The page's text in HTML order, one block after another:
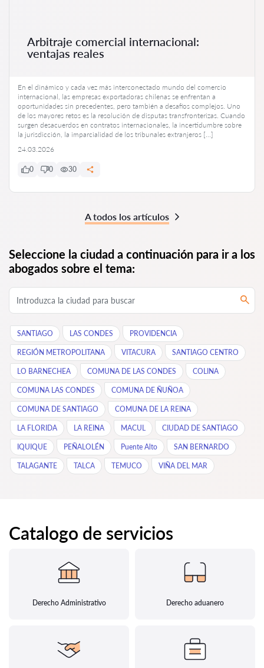
Arbitraje comercial internacional:
ventajas reales
En el dinámico y cada vez más interconectado mundo del comercio
internacional, las empresas exportadoras chilenas se enfrentan a
oportunidades sin precedentes, pero también a desafíos complejos. Uno
de los mayores retos es la resolución de disputas transfronterizas. Cuando
surgen desacuerdos en contratos internacionales, la incertidumbre sobre
la jurisdicción, la imparcialidad de los tribunales extranjeros […]
24.03.2026
0 0 30
A todos los artículos
Seleccione la ciudad a continuación para ir a los
abogados sobre el tema:
SANTIAGO LAS CONDES PROVIDENCIA
REGIÓN METROPOLITANA VITACURA SANTIAGO CENTRO
LO BARNECHEA COMUNA DE LAS CONDES COLINA
COMUNA LAS CONDES COMUNA DE ÑUÑOA
COMUNA DE SANTIAGO COMUNA DE LA REINA
LA FLORIDA LA REINA MACUL CIUDAD DE SANTIAGO
IQUIQUE PEÑALOLÉN Puente Alto SAN BERNARDO
TALAGANTE TALCA TEMUCO VIÑA DEL MAR
Catalogo de servicios
Derecho Administrativo Derecho aduanero